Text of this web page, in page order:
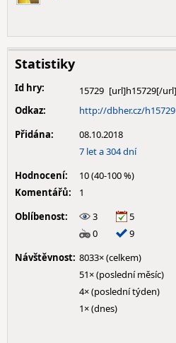
Statistiky
Id hry:
15729
Odkaz:
http://dbher.cz/h15729
Přidána:
08.10.2018
7 let a 304 dní
Hodnocení:
10 (40-100 %)
Komentářů:
1
Oblíbenost:
3
5
0
9
Návštěvnost: 8033× (celkem)
51× (poslední měsíc)
4× (poslední týden)
1× (dnes)